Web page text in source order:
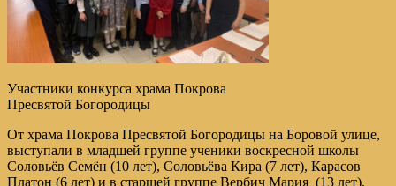
Участники конкурса храма Покрова
Пресвятой Богородицы
От храма Покрова Пресвятой Богородицы на Боровой улице,
выступали в младшей группе ученики воскресной школы
Соловьёв Семён (10 лет), Соловьёва Кира (7 лет), Карасов
Платон (6 лет) и в старшей группе Вербич Мария (13 лет),